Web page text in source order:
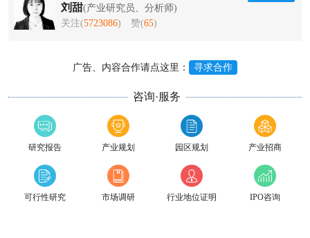
刘甜(产业研究员、分析师)
关注(5723086) 赞(65)
广告、内容合作请点这里： 寻求合作
咨询·服务
研究报告 产业规划 园区规划 产业招商
可行性研究 市场调研 行业地位证明 IPO咨询